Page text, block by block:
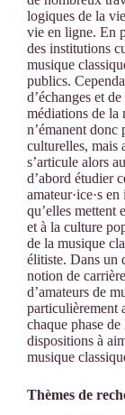
logiques de la
vie en ligne. En
des institutions
musique
publics.
d’échanges et
médiations de la
n’émanent donc
culturelles, mais
s’articule alors
d’abord étudier
amateur·ice·s
qu’elles mettent
et à la culture
de la musique
élitiste. Dans un
notion de
d’amateurs de
particulièrement
chaque phase
dispositions à
musique
Thèmes de